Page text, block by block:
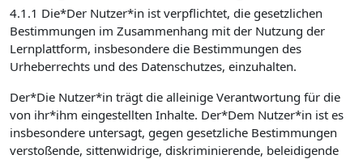
4.1.1 Die*Der Nutzer*in ist verpflichtet, die gesetzlichen
Bestimmungen im Zusammenhang mit der Nutzung der
Lernplattform, insbesondere die Bestimmungen des
Urheberrechts und des Datenschutzes, einzuhalten.
Der*Die Nutzer*in trägt die alleinige Verantwortung für die
von ihr*ihm eingestellten Inhalte. Der*Dem Nutzer*in ist es
insbesondere untersagt, gegen gesetzliche Bestimmungen
verstoßende, sittenwidrige, diskriminierende, beleidigende